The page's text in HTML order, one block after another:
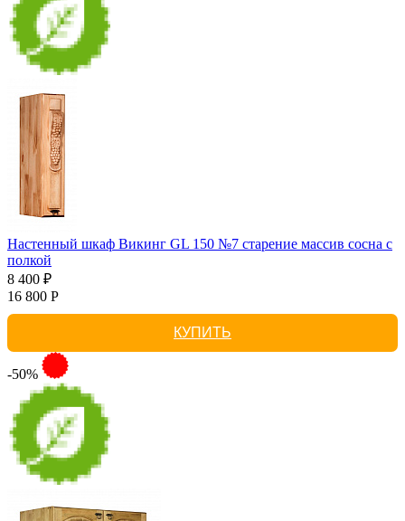
Настенный шкаф Викинг GL 150 №7 старение массив сосна с
полкой
8 400 ₽
16 800 Р
КУПИТЬ
-50%